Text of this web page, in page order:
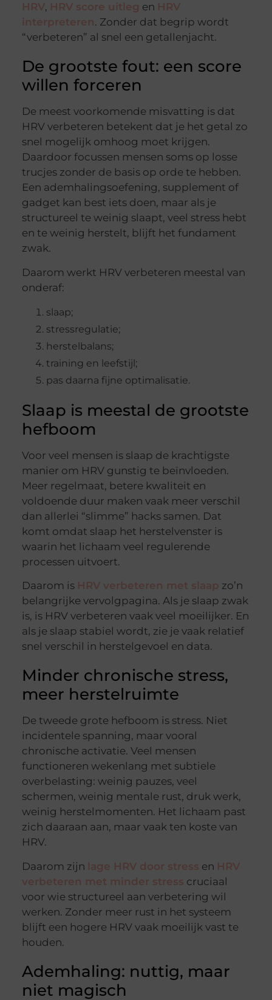
HRV, HRV score uitleg en HRV
interpreteren. Zonder dat begrip wordt
“verbeteren” al snel een getallenjacht.
De grootste fout: een score
willen forceren
De meest voorkomende misvatting is dat
HRV verbeteren betekent dat je het getal zo
snel mogelijk omhoog moet krijgen.
Daardoor focussen mensen soms op losse
trucjes zonder de basis op orde te hebben.
Een ademhalingsoefening, supplement of
gadget kan best iets doen, maar als je
structureel te weinig slaapt, veel stress hebt
en te weinig herstelt, blijft het fundament
zwak.
Daarom werkt HRV verbeteren meestal van
onderaf:
slaap;
stressregulatie;
herstelbalans;
training en leefstijl;
pas daarna fijne optimalisatie.
Slaap is meestal de grootste
hefboom
Voor veel mensen is slaap de krachtigste
manier om HRV gunstig te beïnvloeden.
Meer regelmaat, betere kwaliteit en
voldoende duur maken vaak meer verschil
dan allerlei “slimme” hacks samen. Dat
komt omdat slaap het herstelvenster is
waarin het lichaam veel regulerende
processen uitvoert.
Daarom is HRV verbeteren met slaap zo’n
belangrijke vervolgpagina. Als je slaap zwak
is, is HRV verbeteren vaak veel moeilijker. En
als je slaap stabiel wordt, zie je vaak relatief
snel verschil in herstelgevoel en data.
Minder chronische stress,
meer herstelruimte
De tweede grote hefboom is stress. Niet
incidentele spanning, maar vooral
chronische activatie. Veel mensen
functioneren wekenlang met subtiele
overbelasting: weinig pauzes, veel
schermen, weinig mentale rust, druk werk,
weinig herstelmomenten. Het lichaam past
zich daaraan aan, maar vaak ten koste van
HRV.
Daarom zijn lage HRV door stress en HRV
verbeteren met minder stress cruciaal
voor wie structureel aan verbetering wil
werken. Zonder meer rust in het systeem
blijft een hogere HRV vaak moeilijk vast te
houden.
Ademhaling: nuttig, maar
niet magisch